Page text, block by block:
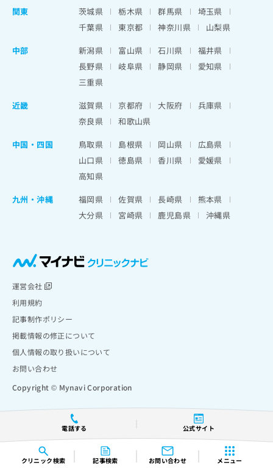
クリニック検索 記事検索 お問い合わせ メニュー
電話する 公式サイト
関東
茨城県 栃木県 群馬県
埼玉県
千葉県
東京都 神奈川県
山梨県
中部
新潟県 富山県 石川県
福井県
長野県
岐阜県 静岡県
愛知県
三重県
近畿
滋賀県 京都府 大阪府
兵庫県
奈良県
和歌山県
中国・四国
鳥取県 島根県 岡山県
広島県
山口県
徳島県 香川県
愛媛県
高知県
九州・沖縄
福岡県 佐賀県 長崎県
熊本県
大分県
宮崎県 鹿児島県 沖縄県
運営会社
利用規約
記事制作ポリシー
掲載情報の修正について
個人情報の取り扱いについて
お問い合わせ
Copyright © Mynavi Corporation